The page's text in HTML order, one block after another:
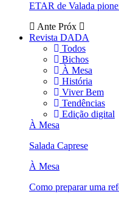
ETAR de Valada
Ante Próx
Revista DADA
Todos
Bichos
À Mesa
História
Viver Bem
Tendências
Edição digital
À Mesa
Salada Caprese
À Mesa
Como preparar uma